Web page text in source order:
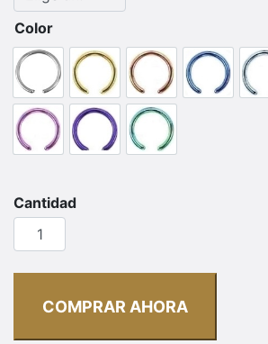
Color
Plateado (sin anodizar)
Oro Oro Rosa Azul
Fucsia Morado Verde
Banana
Interna
COMPRAR AHORA